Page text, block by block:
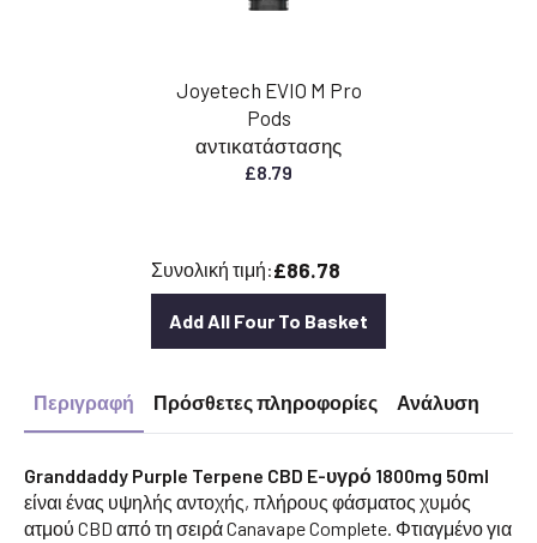
Joyetech EVIO M Pro
Pods
αντικατάστασης
£8.79
Συνολική τιμή:£86.78
Add All Four To Basket
Περιγραφή Πρόσθετες πληροφορίες Ανάλυση
Granddaddy Purple Terpene CBD E-υγρό 1800mg 50ml
είναι ένας υψηλής αντοχής, πλήρους φάσματος χυμός
ατμού CBD από τη σειρά Canavape Complete. Φτιαγμένο για